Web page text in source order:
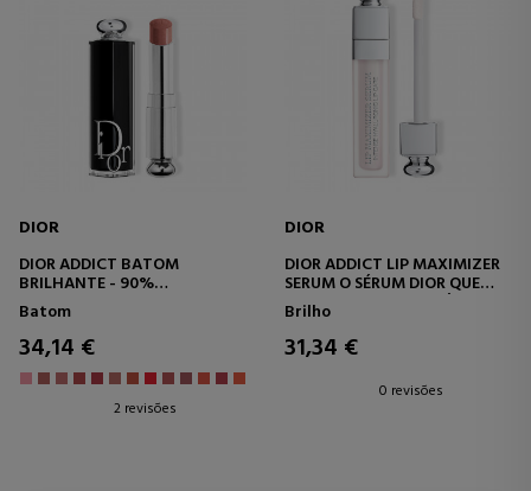
DIOR
DIOR ADDICT BATOM
BRILHANTE - 90%
INGREDIENTES NATURAIS -
RECARREGÁVEL
Batom
34,14 €
2 revisões
DIOR
DIOR ADDICT LIP MAXIMIZER
SERUM O SÉRUM DIOR QUE
PROPORCIONA AOS LÁBIOS 24
HORAS* DE HIDRATAÇÃO E
VOLUME VISÍVEL AUMENTADO
Brilho
31,34 €
0 revisões